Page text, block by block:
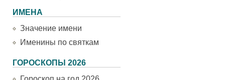
ИМЕНА
Значение имени
Именины по святкам
ГОРОСКОПЫ 2026